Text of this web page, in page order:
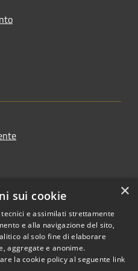
Copyright © 2026 • Comune di
Signa • Powered by
×
sui cookie
e assimilati strettamente
e alla navigazione del sito,
al solo fine di elaborare
aggregate e anonime.
la cookie policy al seguente link